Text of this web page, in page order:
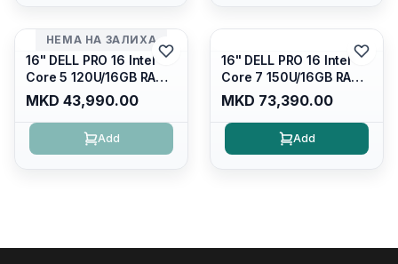
4/RJ45/PB14250
НЕМА НА ЗАЛИХА
16" DELL PRO 16 Intel
Core 5 120U/16GB RAM
DDR5 5600mhz/ 512 GB
SSD M.2 Nvme/fullhd+
(16:10) Ips/bt/backlit
Kb/thunderbolt
MKD 43,990.00
Add
16" DELL PRO 16 Intel
Core 7 150U/16GB RAM
DDR5 5600mhz/ 512 GB
SSD M.2 Nvme
(2230)/FULLHD+ (16:10)
Ips/bt/backlit
MKD 73,390.00
Add